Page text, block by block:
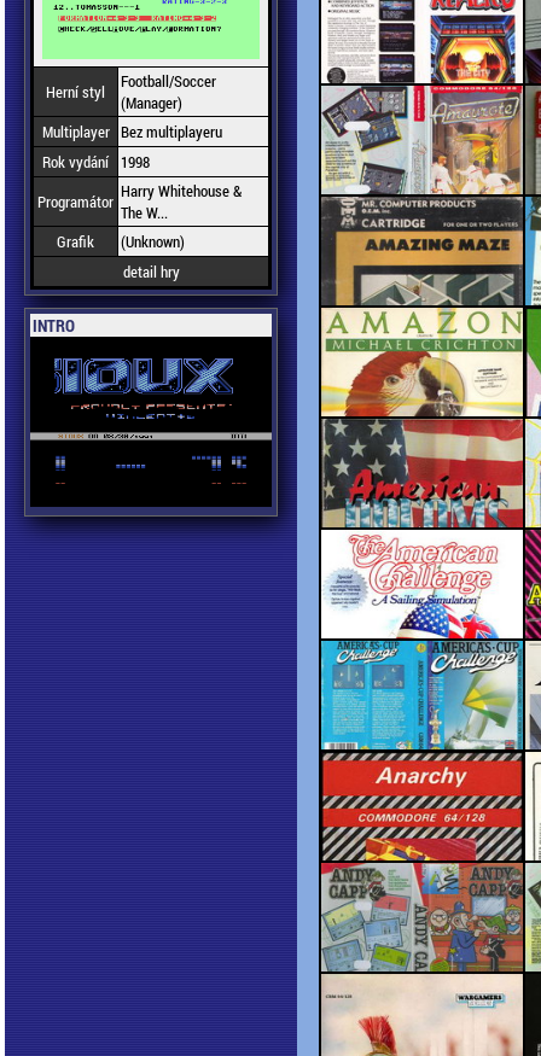
Herní styl
Football/Soccer
(Manager)
Multiplayer Bez multiplayeru
Rok vydání
1998
Programátor Harry Whitehouse &
The W...
Grafik
(Unknown)
detail hry
INTRO